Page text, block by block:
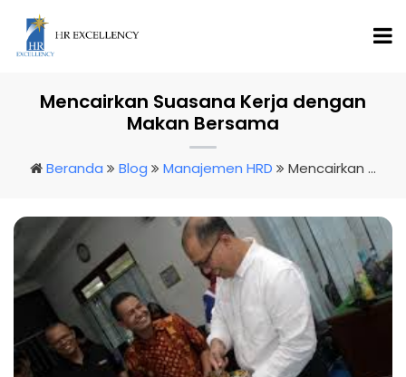
Mencairkan Suasana Kerja dengan
Makan Bersama
Beranda Blog Manajemen HRD Mencairkan Suasana Kerja Dengan Makan Bersama